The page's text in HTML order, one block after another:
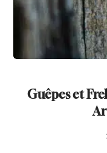
Guêpes et